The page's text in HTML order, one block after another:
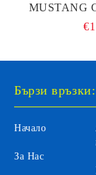
MUSTANG
Бързи връзки:
Начало
За Нас